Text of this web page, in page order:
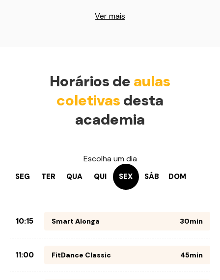
Ver mais
Horários de aulas
coletivas desta
academia
Escolha um dia
SEG TER QUA QUI SEX SÁB DOM
10:15 Smart Alonga 30min
11:00 FitDance Classic 45min